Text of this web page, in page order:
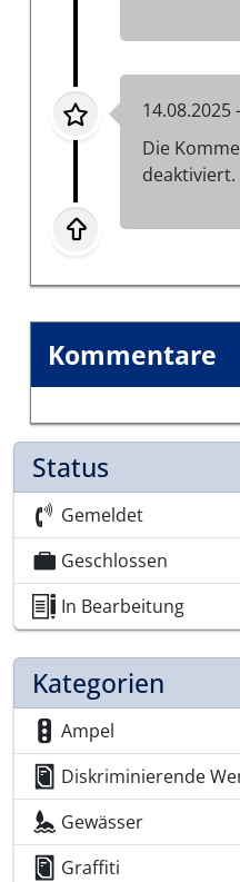
14.08.2025
Die
deaktiviert.
Kommentare
Status
Gemeldet
Geschlossen
In Bearbeitung
Kategorien
Ampel
Diskriminierende
Gewässer
Graffiti